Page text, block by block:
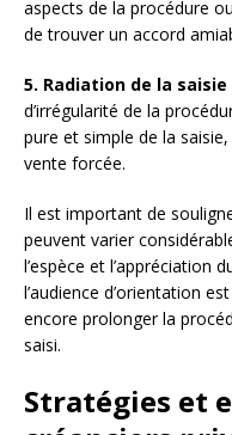
aspects de la procédure
de trouver un accord
5. Radiation de la saisie
d’irrégularité de la
pure et simple de la
vente forcée.
Il est important de
peuvent varier
l’espèce et l’appréciation
l’audience d’orientation
encore prolonger la
saisi.
Stratégies et